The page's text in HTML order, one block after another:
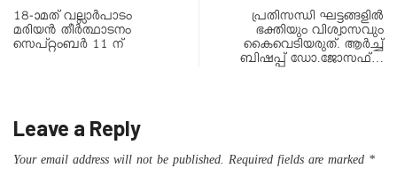
18-ാമത് വല്ലാർപാടം
മരിയൻ തീർത്ഥാടനം
സെപ്റ്റംബർ 11 ന്
പ്രതിസന്ധി ഘട്ടങ്ങളിൽ
ഭക്തിയും വിശ്വാസവും
കൈവെടിയരുത്. ആർച്ച്
ബിഷപ്പ് ഡോ.ജോസഫ്…
Leave a Reply
Your email address will not be published. Required fields are marked *